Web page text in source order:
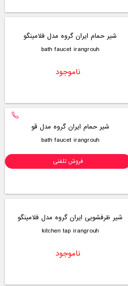
شیر حمام ایران گروه مدل فلامینگو
bath faucet irangrouh
ناموجود
شیر حمام ایران گروه مدل قو
bath faucet irangrouh
فروش تلفنی
شیر ظرفشویی ایران گروه مدل فلامینگو
kitchen tap irangrouh
ناموجود